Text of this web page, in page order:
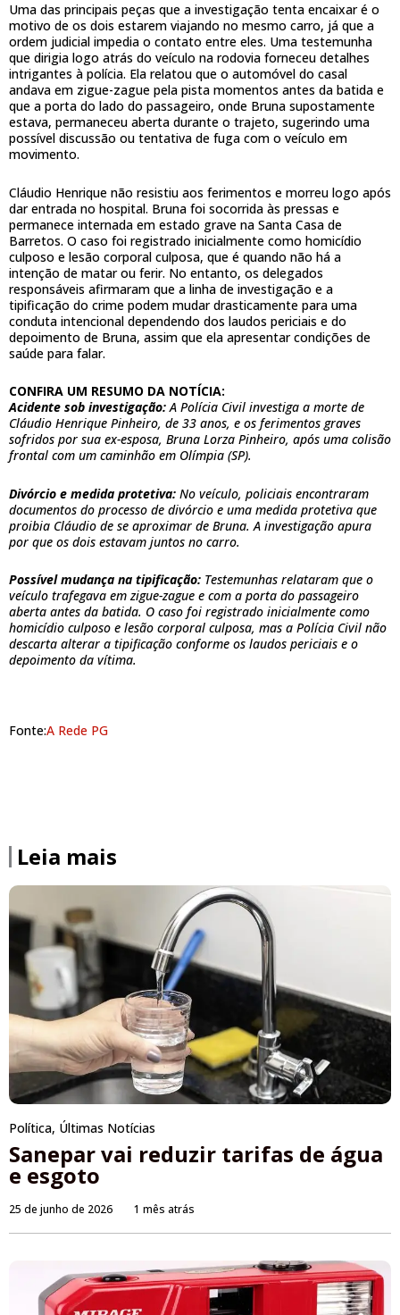
Uma das principais peças que a investigação tenta encaixar é o
motivo de os dois estarem viajando no mesmo carro, já que a
ordem judicial impedia o contato entre eles. Uma testemunha
que dirigia logo atrás do veículo na rodovia forneceu detalhes
intrigantes à polícia. Ela relatou que o automóvel do casal
andava em zigue-zague pela pista momentos antes da batida e
que a porta do lado do passageiro, onde Bruna supostamente
estava, permaneceu aberta durante o trajeto, sugerindo uma
possível discussão ou tentativa de fuga com o veículo em
movimento.
Cláudio Henrique não resistiu aos ferimentos e morreu logo após
dar entrada no hospital. Bruna foi socorrida às pressas e
permanece internada em estado grave na Santa Casa de
Barretos. O caso foi registrado inicialmente como homicídio
culposo e lesão corporal culposa, que é quando não há a
intenção de matar ou ferir. No entanto, os delegados
responsáveis afirmaram que a linha de investigação e a
tipificação do crime podem mudar drasticamente para uma
conduta intencional dependendo dos laudos periciais e do
depoimento de Bruna, assim que ela apresentar condições de
saúde para falar.
CONFIRA UM RESUMO DA NOTÍCIA:
Acidente sob investigação:A Polícia Civil investiga a morte de
Cláudio Henrique Pinheiro, de 33 anos, e os ferimentos graves
sofridos por sua ex-esposa, Bruna Lorza Pinheiro, após uma colisão
frontal com um caminhão em Olímpia (SP).
Divórcio e medida protetiva: No veículo, policiais encontraram
documentos do processo de divórcio e uma medida protetiva que
proibia Cláudio de se aproximar de Bruna. A investigação apura
por que os dois estavam juntos no carro.
Possível mudança na tipificação: Testemunhas relataram que o
veículo trafegava em zigue-zague e com a porta do passageiro
aberta antes da batida. O caso foi registrado inicialmente como
homicídio culposo e lesão corporal culposa, mas a Polícia Civil não
descarta alterar a tipificação conforme os laudos periciais e o
depoimento da vítima.
Fonte:A Rede PG
Leia mais
Política, Últimas Notícias
Sanepar vai reduzir tarifas de água
e esgoto
25 de junho de 2026 1 mês atrás